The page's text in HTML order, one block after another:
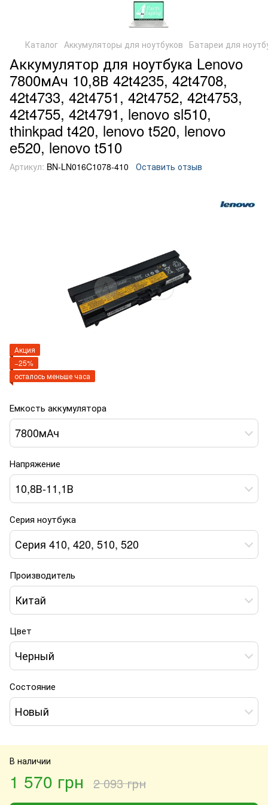
Каталог Аккумуляторы для ноутбуков Батареи для
Аккумулятор для ноутбука Lenovo
7800мАч 10,8В 42t4235, 42t4708,
42t4733, 42t4751, 42t4752, 42t4753,
42t4755, 42t4791, lenovo sl510,
thinkpad t420, lenovo t520, lenovo
e520, lenovo t510
Артикул: BN-LN016C1078-410 Оставить отзыв
Акция
−25%
осталось меньше часа
Емкость аккумулятора
7800мАч
Напряжение
10,8В-11,1В
Серия ноутбука
Серия 410, 420, 510, 520
Производитель
Китай
Цвет
Черный
Состояние
Новый
В наличии
1 570 грн 2 093 грн